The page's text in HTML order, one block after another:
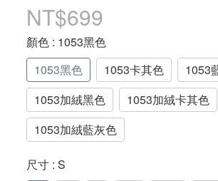
NT$699
顏色 : 1053黑色
1053黑色
1053卡其色
1053
1053加絨黑色
1053加絨卡其色
1053加絨藍灰色
尺寸 : S